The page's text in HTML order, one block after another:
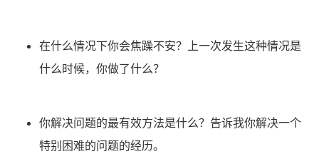
在什么情况下你会焦躁不安？上一次发生这种情况是
什么时候，你做了什么？
你解决问题的最有效方法是什么？告诉我你解决一个
特别困难的问题的经历。